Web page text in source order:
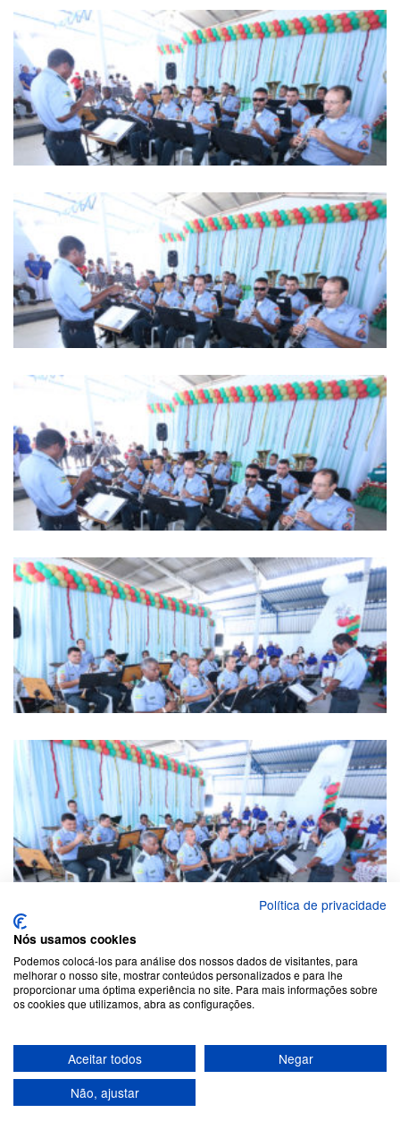
Política de privacidade
Nós usamos cookies
Podemos colocá-los para análise dos nossos dados de visitantes, para
melhorar o nosso site, mostrar conteúdos personalizados e para lhe
proporcionar uma óptima experiência no site. Para mais informações sobre
os cookies que utilizamos, abra as configurações.
Aceitar todos
Negar
Não, ajustar